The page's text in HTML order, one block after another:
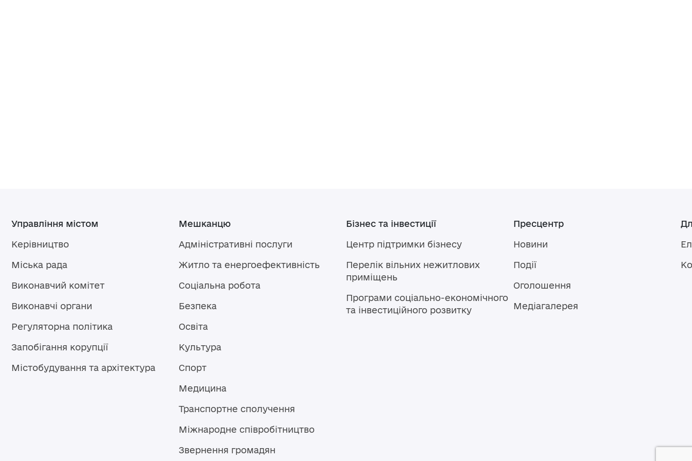
Управління містом
Керівництво
Міська рада
Виконавчий комітет
Виконавчі органи
Регуляторна політика
Запобігання корупції
Містобудування та архітектура
Мешканцю
Адміністративні послуги
Житло та енергоефективність
Соціальна робота
Безпека
Освіта
Культура
Спорт
Медицина
Транспортне сполучення
Міжнародне співробітництво
Звернення громадян
Бізнес та інвестиції
Центр підтримки бізнесу
Перелік вільних нежитлових
приміщень
Програми соціально-економічного
та інвестиційного розвитку
Пресцентр
Новини
Події
Оголошення
Медіагалерея